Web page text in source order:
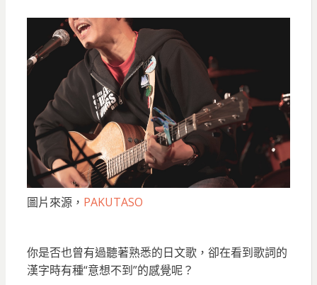
圖片來源， PAKUTASO
你是否也曾有過聽著熟悉的日文歌，卻在看到歌詞的
漢字時有種“意想不到”的感覺呢？